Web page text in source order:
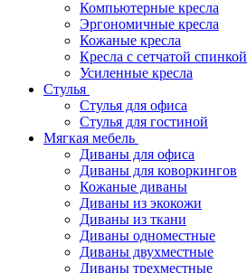
Компьютерные кресла
Эргономичные кресла
Кожаные кресла
Кресла с сетчатой спинкой
Усиленные кресла
Стулья
Стулья для офиса
Стулья для гостиной
Мягкая мебель
Диваны для офиса
Диваны для коворкингов
Кожаные диваны
Диваны из экокожи
Диваны из ткани
Диваны одноместные
Диваны двухместные
Диваны трехместные